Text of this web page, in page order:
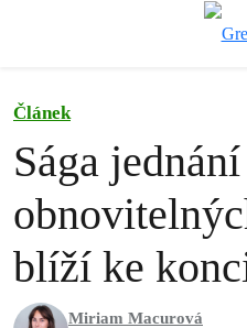
Článek
Sága
blíží ke
Miriam Macurová